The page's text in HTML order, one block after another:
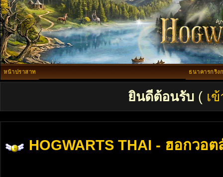
หน้าปราสาท ธนาคารกริง
ยินดีต้อนรับ( เ
HOGWARTS THAI - ฮอกวอต